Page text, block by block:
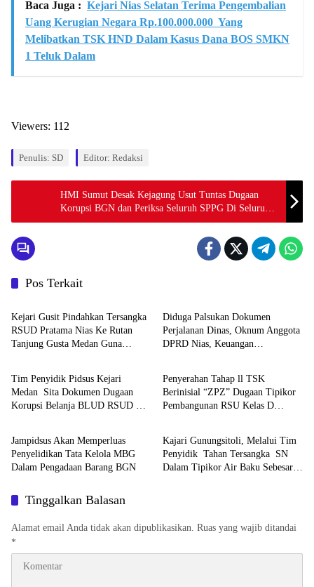
Baca Juga : Kejari Nias Selatan Terima Pengembalian
Uang Kerugian Negara Rp.100.000.000 Yang
Melibatkan TSK HND Dalam Kasus Dana BOS SMKN
1 Teluk Dalam
Viewers: 112
Penulis: SD Editor: Redaksi
HMI Sumut Desak Kejagung Usut Tuntas Dugaan
Korupsi BGN dan Periksa Seluruh SPPG Di Seluruh
Indonesia
Pos Terkait
Tipikor
Kejari Gusit Pindahkan Tersangka
RSUD Pratama Nias Ke Rutan
Tanjung Gusta Medan Guna
Diduga Palsukan Dokumen
Perjalanan Dinas, Oknum Anggota
DPRD Nias, Keuangan
Tipikor
Tim Penyidik Pidsus Kejari
Medan Sita Dokumen Dugaan
Korupsi Belanja BLUD RSUD Dr
Tipikor
Penyerahan Tahap ll TSK
Berinisial “ZPZ” Dugaan Tipikor
Pembangunan RSU Kelas D
Tipikor
Jampidsus Akan Memperluas
Penyelidikan Tata Kelola MBG
Dalam Pengadaan Barang BGN
Tipikor
Kajari Gunungsitoli, Melalui Tim
Penyidik Tahan Tersangka SN
Dalam Tipikor Air Baku Sebesar
Tinggalkan Balasan
Alamat email Anda tidak akan dipublikasikan. Ruas yang wajib ditandai
*